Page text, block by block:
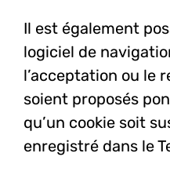
Il est également
logiciel de
l’acceptation ou le
soient proposés
qu’un cookie soit
enregistré dans le